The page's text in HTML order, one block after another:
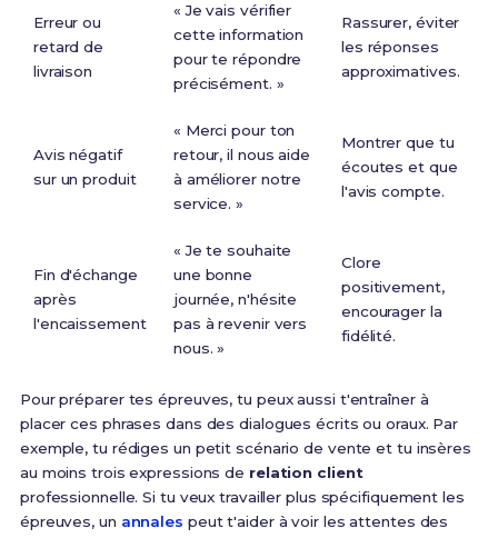
Erreur ou
retard de
livraison
« Je vais vérifier
cette information
pour te répondre
précisément. »
Rassurer, éviter
les réponses
approximatives.
Avis négatif
sur un produit
« Merci pour ton
retour, il nous aide
à améliorer notre
service. »
Montrer que tu
écoutes et que
l'avis compte.
Fin d'échange
après
l'encaissement
« Je te souhaite
une bonne
journée, n'hésite
pas à revenir vers
nous. »
Clore
positivement,
encourager la
fidélité.
Pour préparer tes épreuves, tu peux aussi t'entraîner à
placer ces phrases dans des dialogues écrits ou oraux. Par
exemple, tu rédiges un petit scénario de vente et tu insères
au moins trois expressions de relation client
professionnelle. Si tu veux travailler plus spécifiquement les
épreuves, un annales peut t'aider à voir les attentes des